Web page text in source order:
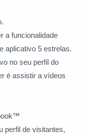
a funcionalidade
aplicativo 5 estrelas.
no seu perfil do
é assistir a vídeos
perfil de visitantes,